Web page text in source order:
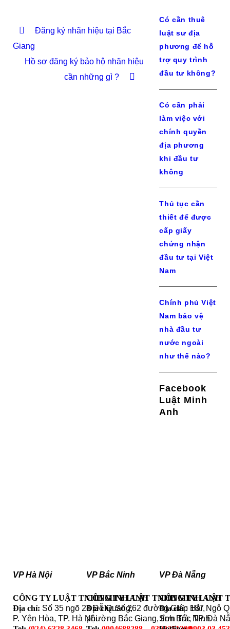
Đăng ký nhãn hiệu tại Bắc
Giang
Hồ sơ đăng ký bảo hộ nhãn hiệu
cần những gì ?
Có cần thuê
luật sư địa
phương để hỗ
trợ quy trình
đầu tư không?
Có cần phải
làm việc với
chính quyền
địa phương
khi đầu tư
không
Thủ tục cần
thiết để được
cấp giấy
chứng nhận
đầu tư tại Việt
Nam
Chính phủ Việt
Nam bảo vệ
nhà đầu tư
nước ngoài
như thế nào?
Facebook
Luật Minh
Anh
VP Hà Nội
CÔNG TY LUẬT TNHH MINH ANH
Địa chỉ: Số 35 ngõ 23 Đỗ Quang,
P. Yên Hòa, TP. Hà Nội
VP Bắc Ninh
CÔNG TY LUẬT TNHH MINH ANH
Địa chỉ: Số 262 đường Giáp Hải,
phường Bắc Giang, tỉnh Bắc Ninh
VP Đà Nẵng
CÔNG TY LUẬT
Địa chỉ: 187 Ngô
Sơn Trà, TP. Đà